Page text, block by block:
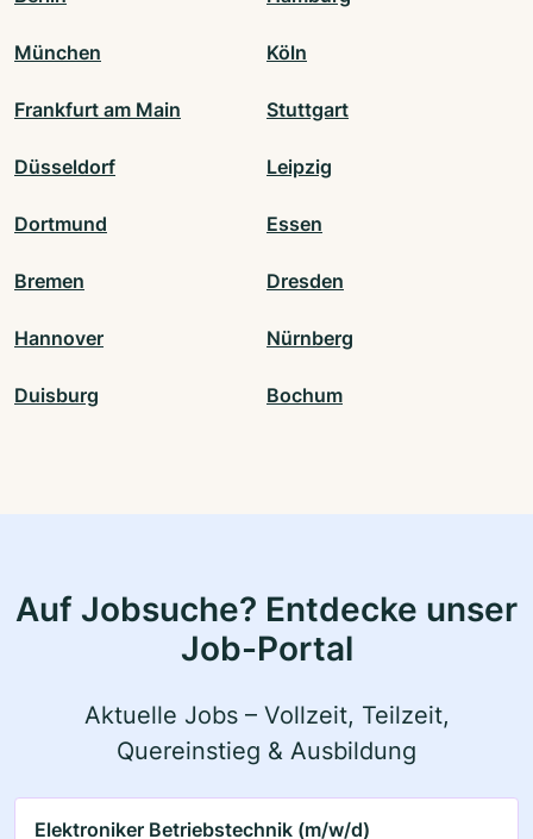
München Köln
Frankfurt am Main Stuttgart
Düsseldorf Leipzig
Dortmund Essen
Bremen Dresden
Hannover Nürnberg
Duisburg Bochum
Auf Jobsuche? Entdecke unser
Job-Portal
Aktuelle Jobs – Vollzeit, Teilzeit,
Quereinstieg & Ausbildung
Elektroniker Betriebstechnik (m/w/d)